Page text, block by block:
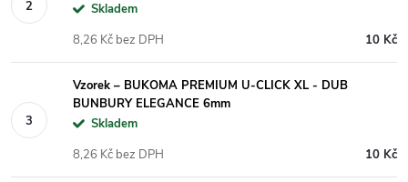
Skladem
10 Kč
8,26 Kč bez DPH
Vzorek – BUKOMA PREMIUM U-CLICK XL - DUB
BUNBURY ELEGANCE 6mm
Skladem
10 Kč
8,26 Kč bez DPH